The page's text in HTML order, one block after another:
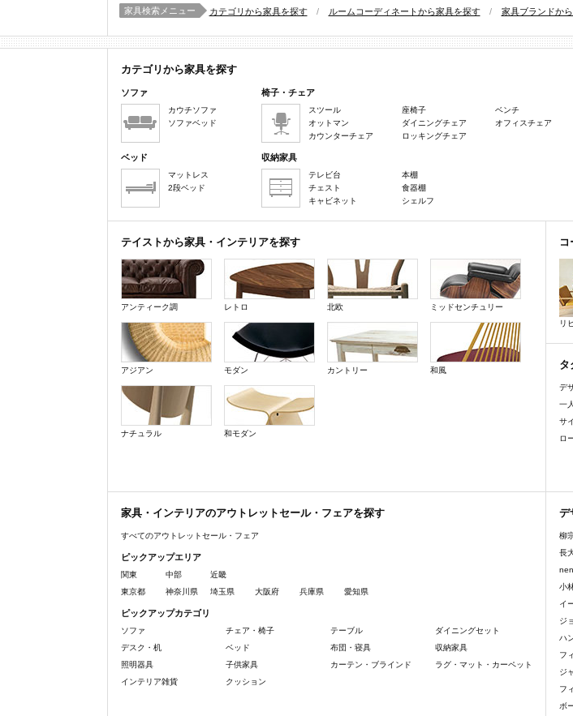
家具検索メニュー カテゴリから家具を探す / ルームコーディネートから家具を探す / 家具ブランドか
カテゴリから家具を探す
ソファ
カウチソファ
ソファベッド
椅子・チェア
スツール
オットマン
カウンターチェア
座椅子
ダイニングチェア
ロッキングチェア
ベンチ
オフィスチェア
ベッド
マットレス
2段ベッド
収納家具
テレビ台
チェスト
キャビネット
本棚
食器棚
シェルフ
テイストから家具・インテリアを探す
アンティーク調 レトロ 北欧 ミッドセンチュリー
アジアン モダン カントリー 和風
ナチュラル 和モダン
リ
タ
デ
一
サ
ロ
家具・インテリアのアウトレットセール・フェアを探す
すべてのアウトレットセール・フェア
ピックアップエリア
関東 中部
近畿
東京都
神奈川県 埼玉県 大阪府 兵庫県 愛知県
ピックアップカテゴリ
ソファ チェア・椅子 テーブル
ダイニングセット
デスク・机
ベッド 布団・寝具
収納家具
照明器具
子供家具 カーテン・ブラインド
ラグ・マット・カーペット
インテリア雑貨
クッション
デ
柳
長
小
イ
ジ
ハ
フ
ジ
フ
ボ